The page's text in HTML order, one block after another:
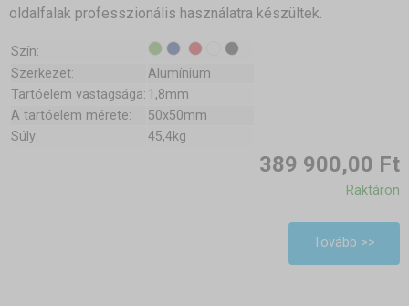
oldalfalak professzionális használatra készültek.
Szín:
Szerkezet:
Alumínium
Tartóelem vastagsága: 1,8mm
A tartóelem mérete:
50x50mm
Súly:
45,4kg
389 900,00 Ft
Raktáron
Tovább >>